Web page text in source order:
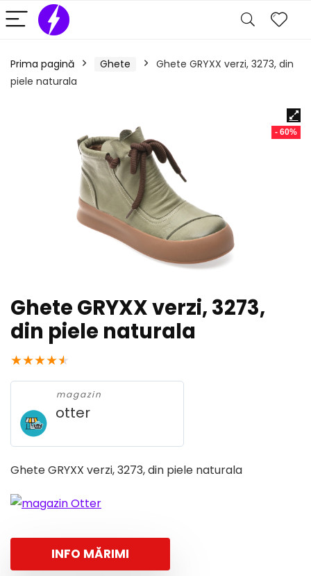
Prima pagină Ghete
Ghete GRYXX verzi, 3273, din
piele naturala
- 60%
Ghete GRYXX verzi, 3273,
din piele naturala
★★★★★
magazin
otter
Ghete GRYXX verzi, 3273, din piele naturala
INFO MĂRIMI